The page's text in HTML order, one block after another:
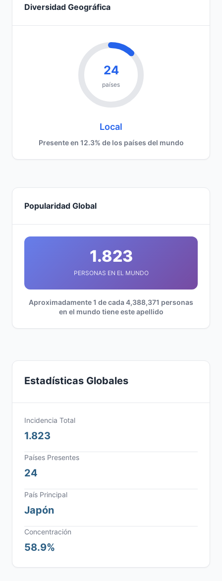
Diversidad Geográfica
24
países
Local
Presente en 12.3% de los países del mundo
Popularidad Global
1.823
PERSONAS EN EL MUNDO
Aproximadamente 1 de cada 4,388,371 personas
en el mundo tiene este apellido
Estadísticas Globales
Incidencia Total
1.823
Países Presentes
24
País Principal
Japón
Concentración
58.9%